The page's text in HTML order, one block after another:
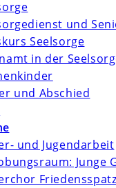
und
Seelsorge
in der
und Abschied
und Jugendarbeit
Junge